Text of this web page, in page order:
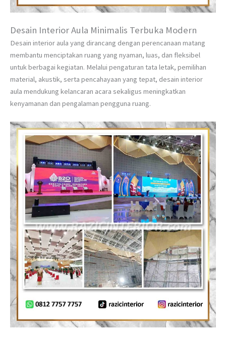
Desain Interior Aula Minimalis Terbuka Modern
Desain interior aula yang dirancang dengan perencanaan matang
membantu menciptakan ruang yang nyaman, luas, dan fleksibel
untuk berbagai kegiatan. Melalui pengaturan tata letak, pemilihan
material, akustik, serta pencahayaan yang tepat, desain interior
aula mendukung kelancaran acara sekaligus meningkatkan
kenyamanan dan pengalaman pengguna ruang.